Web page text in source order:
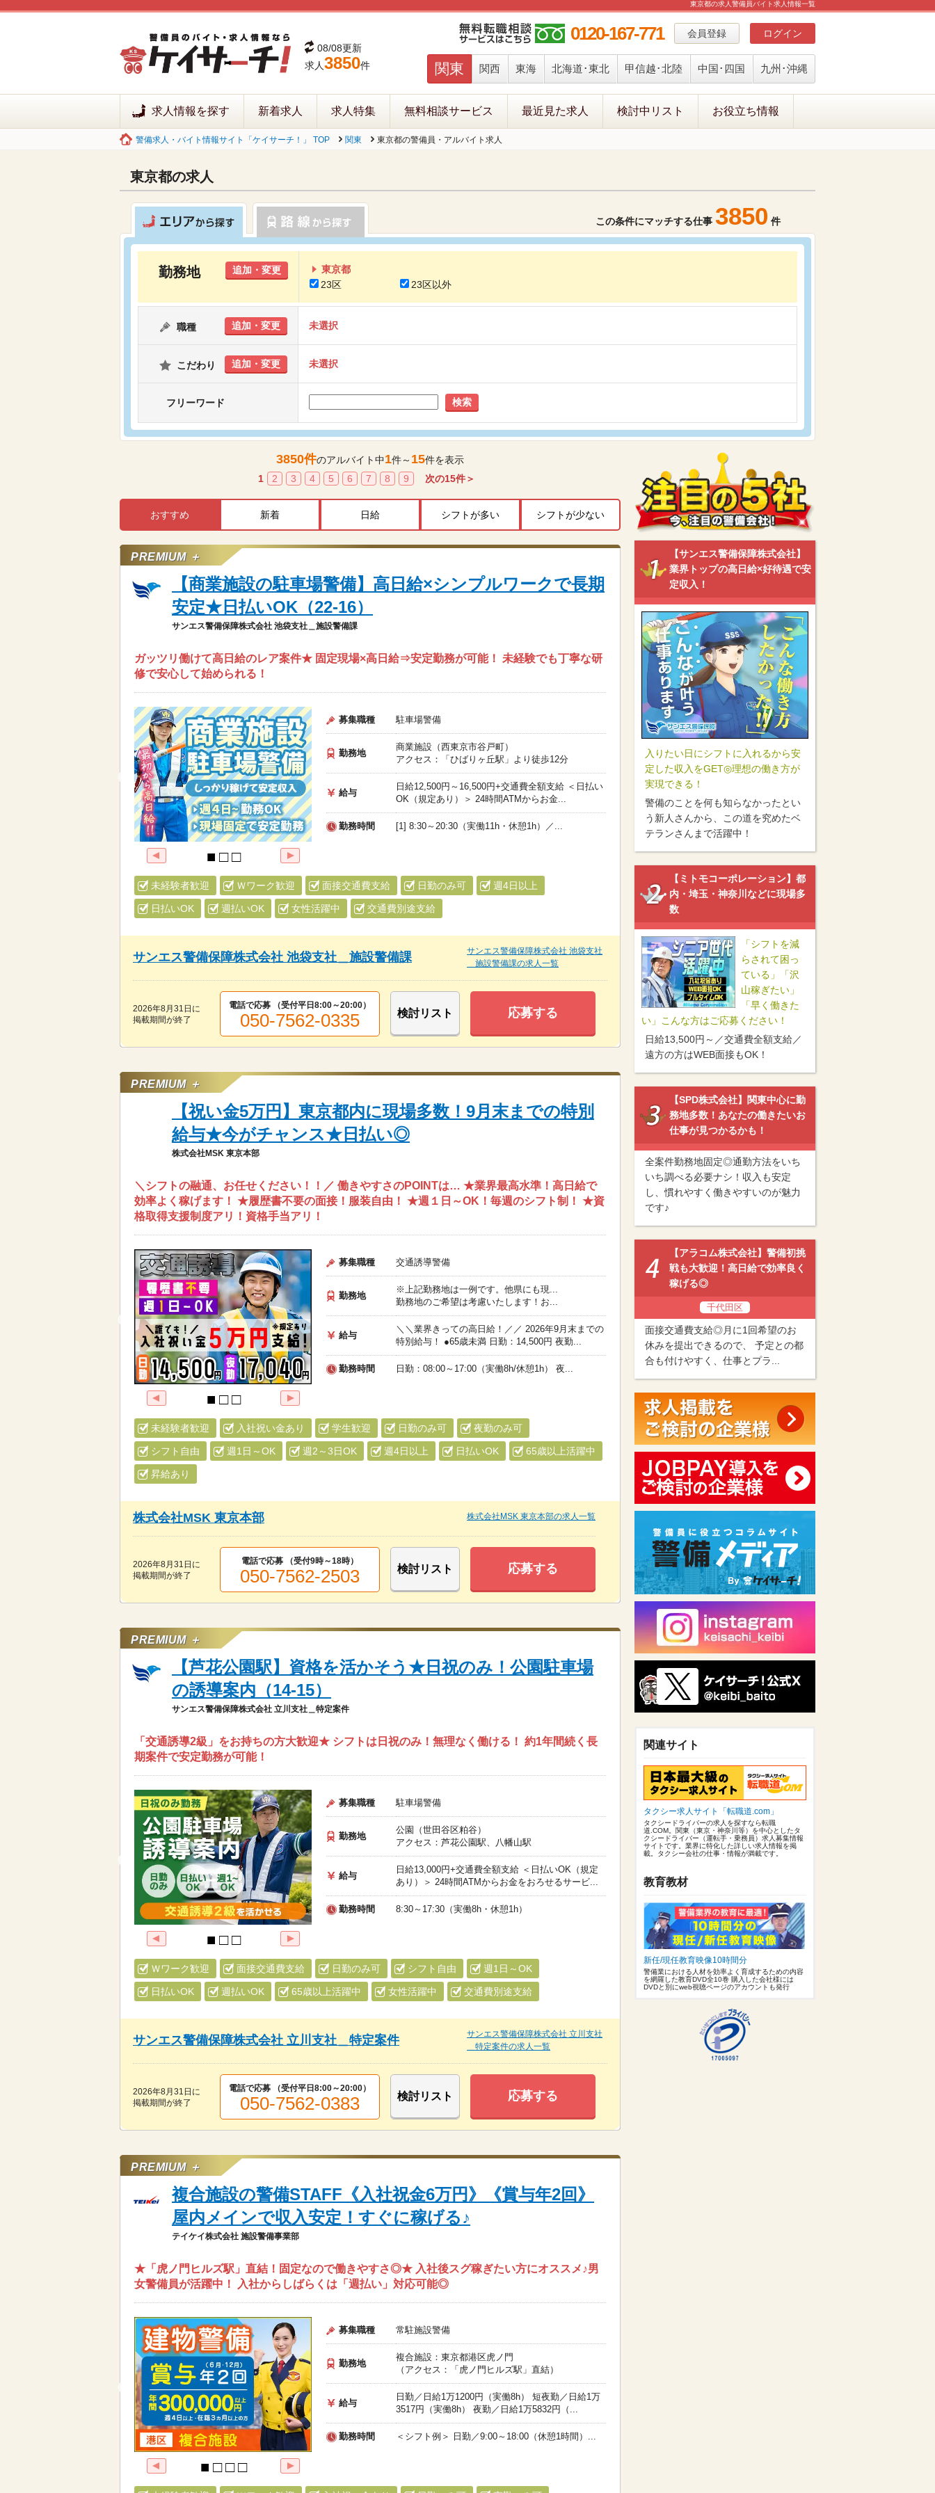
東京都の求人警備員バイト求人情報一覧
08/08更新
求人3850件
会員登録 ログイン
0120-167-771
関東 関西 東海 北海道･東北 甲信越･北陸 中国･四国 九州･沖縄
求人情報を探す 新着求人 求人特集 無料相談サービス 最近見た求人 検討中リスト お役立ち情報
警備求人・バイト情報サイト「ケイサーチ！」 TOP 関東 東京都の警備員・アルバイト求人
東京都の求人
この条件にマッチする仕事 3850 件
勤務地 追加・変更
東京都
23区
23区以外
職種 追加・変更 未選択
こだわり 追加・変更 未選択
フリーワード 検索
3850件のアルバイト中1件～ 15件を表示
1
2 3 4 5 6 7 8 9 次の15件＞
おすすめ 新着 日給 シフトが多い シフトが少ない
PREMIUM ＋
【商業施設の駐車場警備】高日給×シンプルワークで長期
安定★日払いOK（22-16）
サンエス警備保障株式会社 池袋支社＿施設警備課
ガッツリ働けて高日給のレア案件★ 固定現場×高日給⇒安定勤務が可能！ 未経験でも丁寧な研
修で安心して始められる！
募集職種 駐車場警備
勤務地
商業施設（西東京市谷戸町）
アクセス：「ひばりヶ丘駅」より徒歩12分
給与
日給12,500円～16,500円+交通費全額支給 ＜日払い
OK（規定あり）＞ 24時間ATMからお金...
勤務時間 [1] 8:30～20:30（実働11h・休憩1h）／...
未経験者歓迎 Ｗワーク歓迎 面接交通費支給 日勤のみ可 週4日以上
日払いOK 週払いOK 女性活躍中 交通費別途支給
サンエス警備保障株式会社 池袋支社＿施設警備課
サンエス警備保障株式会社 池袋支社
＿施設警備課の求人一覧
2026年8月31日 に
掲載期間が終了
電話で応募 （受付平日8:00～20:00）
050-7562-0335 検討リスト 応募する
PREMIUM ＋
【祝い金5万円】東京都内に現場多数！9月末までの特別
給与★今がチャンス★日払い◎
株式会社MSK 東京本部
＼シフトの融通、お任せください！！／ 働きやすさのPOINTは… ★業界最高水準！高日給で
効率よく稼げます！ ★履歴書不要の面接！服装自由！ ★週１日～OK！毎週のシフト制！ ★資
格取得支援制度アリ！資格手当アリ！
募集職種 交通誘導警備
勤務地
※上記勤務地は一例です。他県にも現...
勤務地のご希望は考慮いたします！お...
給与
＼＼業界きっての高日給！／／ 2026年9月末までの
特別給与！ ●65歳未満 日勤：14,500円 夜勤...
勤務時間 日勤：08:00～17:00（実働8h/休憩1h） 夜...
未経験者歓迎 入社祝い金あり 学生歓迎 日勤のみ可 夜勤のみ可
シフト自由 週1日～OK 週2～3日OK 週4日以上 日払いOK 65歳以上活躍中
昇給あり
株式会社MSK 東京本部 株式会社MSK 東京本部の求人一覧
2026年8月31日 に
掲載期間が終了
電話で応募 （受付9時～18時）
050-7562-2503 検討リスト 応募する
PREMIUM ＋
【芦花公園駅】資格を活かそう★日祝のみ！公園駐車場
の誘導案内（14-15）
サンエス警備保障株式会社 立川支社＿特定案件
「交通誘導2級」をお持ちの方大歓迎★ シフトは日祝のみ！無理なく働ける！ 約1年間続く長
期案件で安定勤務が可能！
募集職種 駐車場警備
勤務地
公園（世田谷区粕谷）
アクセス：芦花公園駅、八幡山駅
給与
日給13,000円+交通費全額支給 ＜日払いOK（規定
あり）＞ 24時間ATMからお金をおろせるサービ...
勤務時間 8:30～17:30（実働8h・休憩1h）
Ｗワーク歓迎 面接交通費支給 日勤のみ可 シフト自由 週1日～OK
日払いOK 週払いOK 65歳以上活躍中 女性活躍中 交通費別途支給
サンエス警備保障株式会社 立川支社＿特定案件
サンエス警備保障株式会社 立川支社
＿特定案件の求人一覧
2026年8月31日 に
掲載期間が終了
電話で応募 （受付平日8:00～20:00）
050-7562-0383 検討リスト 応募する
PREMIUM ＋
複合施設の警備STAFF《入社祝金6万円》《賞与年2回》
屋内メインで収入安定！すぐに稼げる♪
テイケイ株式会社 施設警備事業部
★「虎ノ門ヒルズ駅」直結！固定なので働きやすさ◎★ 入社後スグ稼ぎたい方にオススメ♪男
女警備員が活躍中！ 入社からしばらくは「週払い」対応可能◎
募集職種 常駐施設警備
勤務地
複合施設：東京都港区虎ノ門
（アクセス：「虎ノ門ヒルズ駅」直結）
給与
日勤／日給1万1200円（実働8h） 短夜勤／日給1万
3517円（実働8h） 夜勤／日給1万5832円（...
勤務時間 ＜シフト例＞ 日勤／9:00～18:00（休憩1時間）...
【サンエス警備保障株式会社】
業界トップの高日給×好待遇で安
定収入！
入りたい日にシフトに入れるから安
定した収入をGET◎理想の働き方が
実現できる！
警備のことを何も知らなかったとい
う新人さんから、この道を究めたベ
テランさんまで活躍中！
【ミトモコーポレーション】都
内・埼玉・神奈川などに現場多
数
「シフトを減
らされて困っ
ている」「沢
山稼ぎたい」
「早く働きた
い」こんな方はご応募ください！
日給13,500円～／交通費全額支給／
遠方の方はWEB面接もOK！
【SPD株式会社】関東中心に勤
務地多数！あなたの働きたいお
仕事が見つかるかも！
全案件勤務地固定◎通勤方法をいち
いち調べる必要ナシ！収入も安定
し、慣れやすく働きやすいのが魅力
です♪
【アラコム株式会社】警備初挑
戦も大歓迎！高日給で効率良く
稼げる◎
千代田区
面接交通費支給◎月に1回希望のお
休みを提出できるので、 予定との都
合も付けやすく、仕事とプラ...
関連サイト
タクシー求人サイト「転職道.com」
タクシードライバーの求人を探すなら転職
道.COM。関東（東京・神奈川等）を中心としたタ
クシードライバー（運転手・乗務員）求人募集情報
サイトです。業界に特化した詳しい求人情報を掲
載。タクシー会社の仕事・情報が満載です。
教育教材
新任/現任教育映像10時間分
警備業における人材を効率よく育成するための内容
を網羅した教育DVD全10巻 購入した会社様には
DVDと別にweb視聴ページのアカウントも発行